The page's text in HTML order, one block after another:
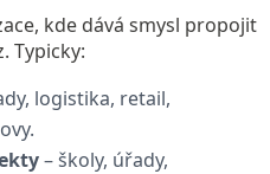
kde dává smysl propojit
Typicky:
logistika, retail,
– školy, úřady,